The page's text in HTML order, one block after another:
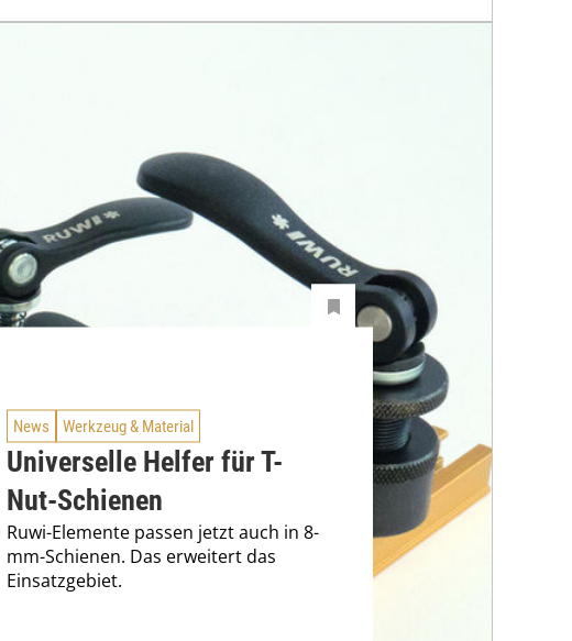
News Werkzeug & Material
Universelle Helfer für T-
Nut-Schienen
Ruwi-Elemente passen jetzt auch in 8-
mm-Schienen. Das erweitert das
Einsatzgebiet.